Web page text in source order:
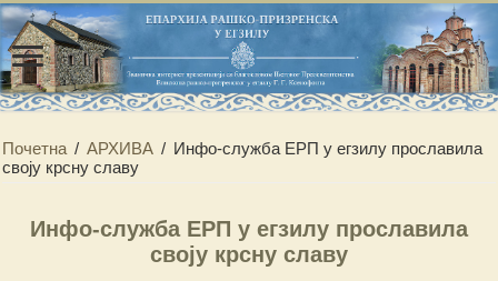
Почетна / АРХИВА / Инфо-служба ЕРП у егзилу прославила
своју крсну славу
Инфо-служба ЕРП у егзилу прославила
своју крсну славу